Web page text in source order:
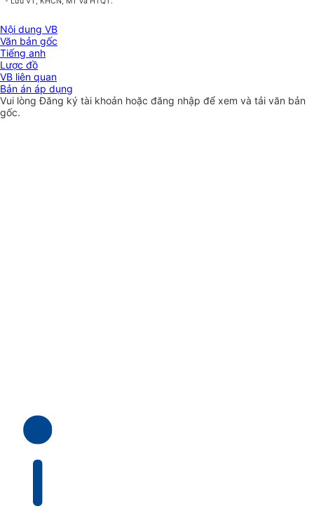
Nội dung VB
Văn bản gốc
Tiếng anh
Lược đồ
VB liên quan
Bản án áp dụng
Vui lòngĐăng ký tài khoản hoặc đăng nhập để xem và tải văn bản
gốc.